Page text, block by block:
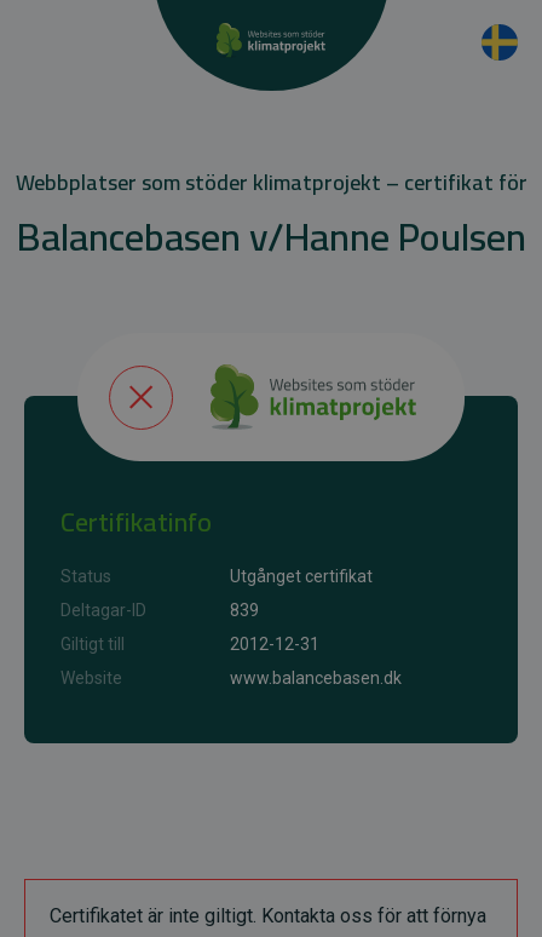
Webbplatser som stöder klimatprojekt – certifikat för
Balancebasen v/Hanne Poulsen
Certifikatinfo
Status
Utgånget certifikat
Deltagar-ID
839
Giltigt till
2012-12-31
Website
www.balancebasen.dk
Certifikatet är inte giltigt. Kontakta oss för att förnya